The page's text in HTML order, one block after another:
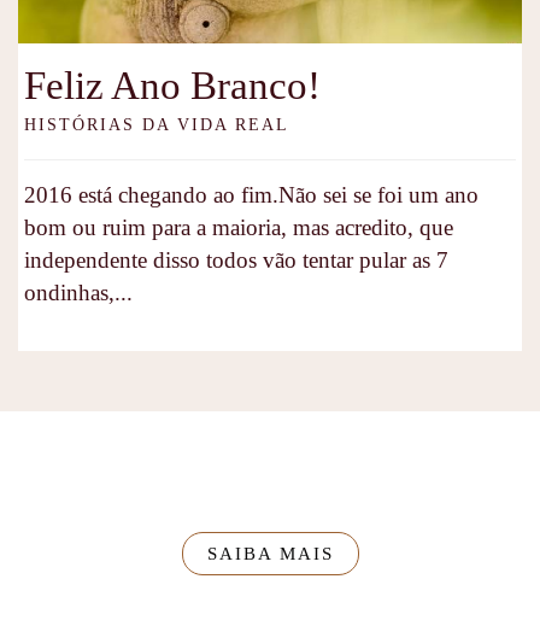
Feliz Ano Branco!
HISTÓRIAS DA VIDA REAL
2016 está chegando ao fim.Não sei se foi um ano
bom ou ruim para a maioria, mas acredito, que
independente disso todos vão tentar pular as 7
ondinhas,...
SAIBA MAIS